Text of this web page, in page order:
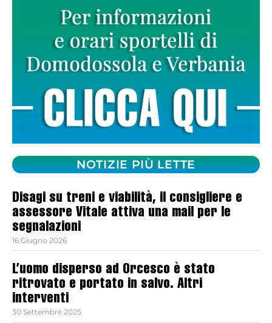
NOTIZIE PIÙ LETTE
Disagi su treni e viabilità, il consigliere e
assessore Vitale attiva una mail per le
segnalazioni
16 Giugno 2026
L’uomo disperso ad Orcesco è stato
ritrovato e portato in salvo. Altri
interventi
30 Settembre 2025